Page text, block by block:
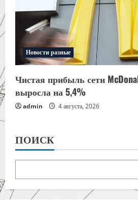
Новости разные
Чистая прибыль сети
выросла на 5,4%
admin 4 августа, 2026
ПОИСК